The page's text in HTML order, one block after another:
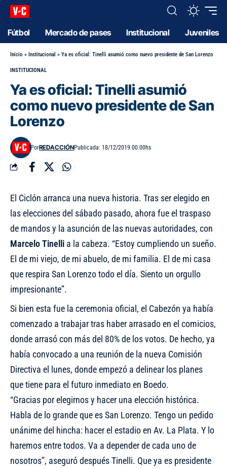
Fútbol Mercado de pases Institucional Juveniles
Inicio » Institucional » Ya es oficial: Tinelli asumió como nuevo presidente de San Lorenzo
INSTITUCIONAL
Ya es oficial: Tinelli asumió
como nuevo presidente de San
Lorenzo
PorREDACCIÓNPublicada: 18/12/2019 00.00hs
El Ciclón arranca una nueva historia. Tras ser elegido en
las elecciones del sábado pasado, ahora fue el traspaso
de mandos y la asunción de las nuevas autoridades, con
Marcelo Tinelli a la cabeza. “Estoy cumpliendo un sueño.
El de mi viejo, de mi abuelo, de mi familia. El de mi casa
que respira San Lorenzo todo el día. Siento un orgullo
impresionante”.
Si bien esta fue la ceremonia oficial, el Cabezón ya había
comenzado a trabajar tras haber arrasado en el comicios,
donde arrasó con más del 80% de los votos. De hecho, ya
había convocado a una reunión de la nueva Comisión
Directiva el lunes, donde empezó a delinear los planes
que tiene para el futuro inmediato en Boedo.
“Gracias por elegirnos y hacer una elección histórica.
Habla de lo grande que es San Lorenzo. Tengo un pedido
unánime del hincha: hacer el estadio en Av. La Plata. Y lo
haremos entre todos. Va a depender de cada uno de
nosotros”, aseguró después Tinelli. Que ya es presidente